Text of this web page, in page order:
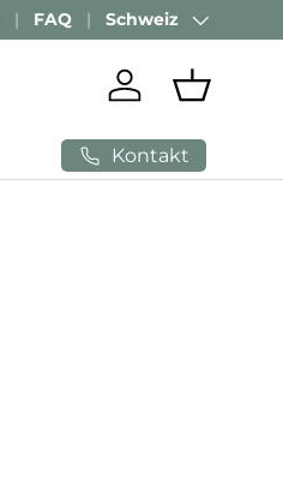
FAQ Land/Region
Schweiz
Einloggen
Kontakt